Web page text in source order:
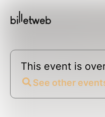
This event is
See other